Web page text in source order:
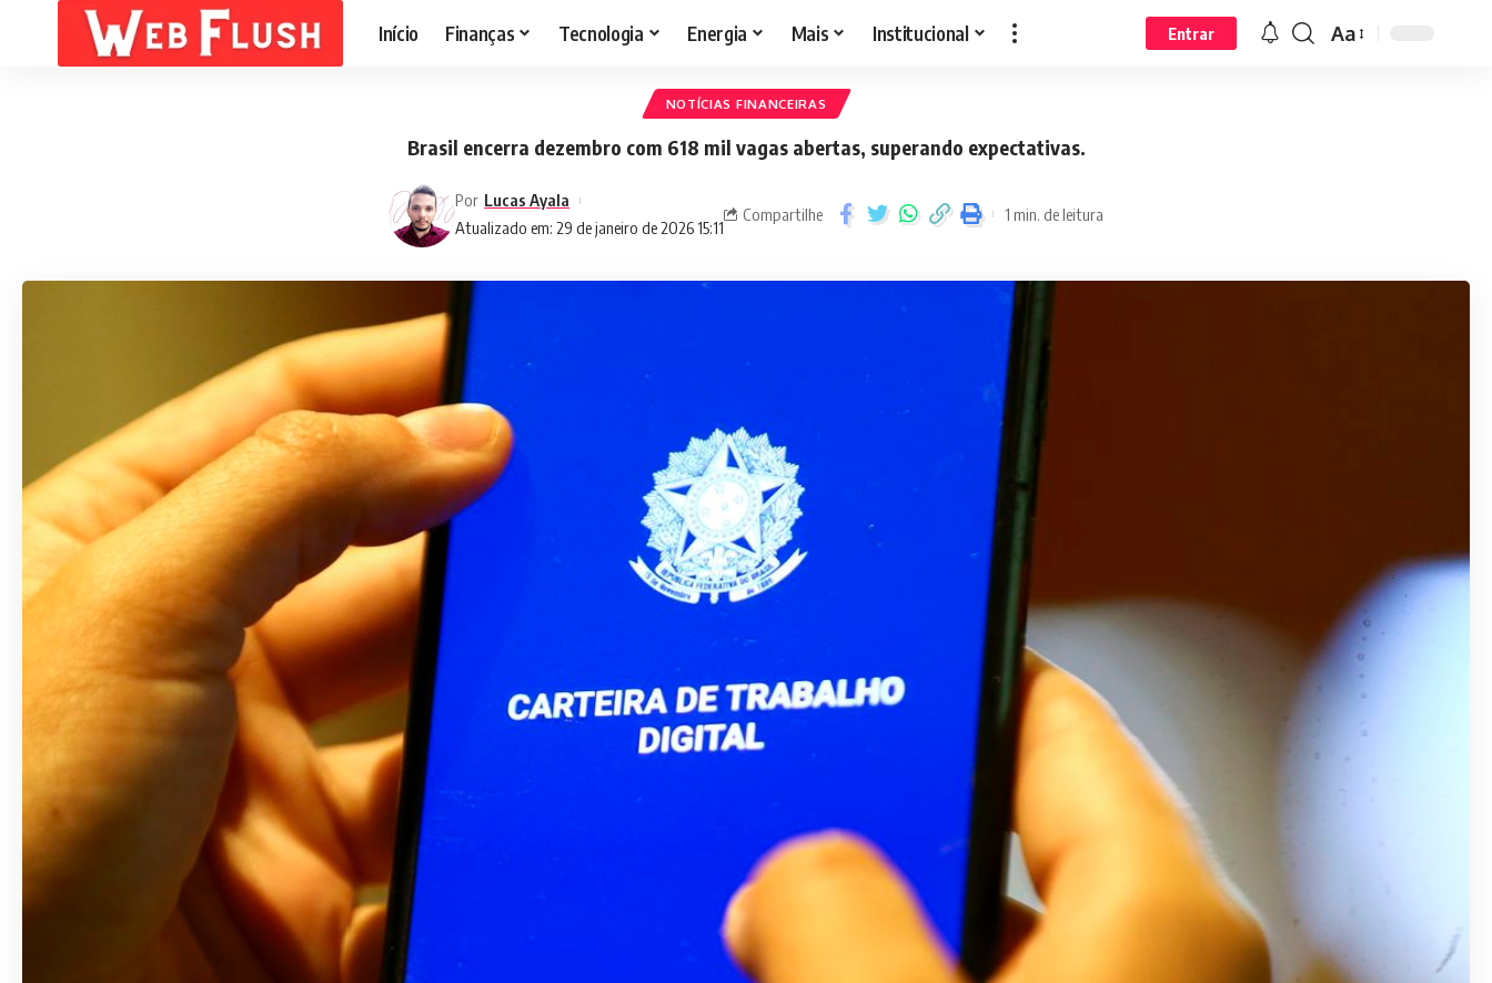
Início Finanças Tecnologia Energia Mais Institucional Entrar Aa
NOTÍCIAS FINANCEIRAS
Brasil encerra dezembro com 618 mil vagas abertas, superando expectativas.
Atualizado em: 29 de janeiro de 2026 15:11
Por Lucas Ayala
Compartilhe 1 min. de leitura